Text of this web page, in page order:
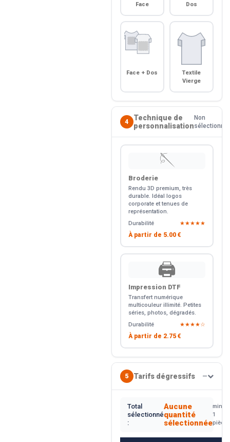
Face Dos
Face + Dos
Textile
Vierge
4
Technique de
personnalisation
Non
sélectionné
🪡
Broderie
Rendu 3D premium, très
durable. Idéal logos
corporate et tenues de
représentation.
Durabilité
★★★★★
À partir de 5.00 €
🖨️
Impression DTF
Transfert numérique
multicouleur illimité. Petites
séries, photos, dégradés.
Durabilité
★★★★☆
À partir de 2.75 €
5 Tarifs dégressifs —
Total
sélectionné
:
Aucune
quantité
sélectionnée
min.
1
pièce